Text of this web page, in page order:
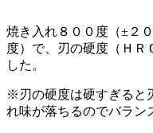
焼き入れ８００度（±２
度）で、刃の硬度（ＨＲ
した。
※刃の硬度は硬すぎると
れ味が落ちるのでバラン